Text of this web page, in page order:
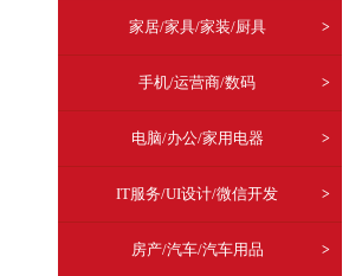
家居/家具/家装/厨具
手机/运营商/数码
电脑/办公/家用电器
IT服务/UI设计/微信开发
房产/汽车/汽车用品